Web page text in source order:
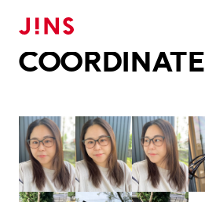
COORDINATE